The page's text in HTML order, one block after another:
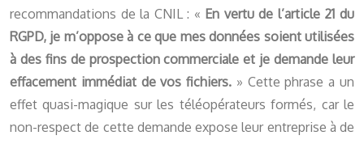
recommandations de la CNIL : « En vertu de l’article 21 du
RGPD, je m’oppose à ce que mes données soient utilisées
à des fins de prospection commerciale et je demande leur
effacement immédiat de vos fichiers. » Cette phrase a un
effet quasi-magique sur les téléopérateurs formés, car le
non-respect de cette demande expose leur entreprise à de